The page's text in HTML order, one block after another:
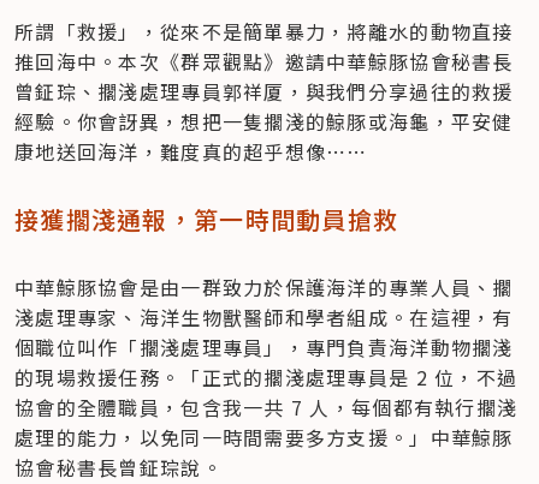
所謂「救援」，從來不是簡單暴力，將離水的動物直接
推回海中。本次《群眾觀點》邀請中華鯨豚協會秘書長
曾鉦琮、擱淺處理專員郭祥厦，與我們分享過往的救援
經驗。你會訝異，想把一隻擱淺的鯨豚或海龜，平安健
康地送回海洋，難度真的超乎想像⋯⋯
接獲擱淺通報，第一時間動員搶救
中華鯨豚協會是由一群致力於保護海洋的專業人員、擱
淺處理專家、海洋生物獸醫師和學者組成。在這裡，有
個職位叫作「擱淺處理專員」，專門負責海洋動物擱淺
的現場救援任務。「正式的擱淺處理專員是 2 位，不過
協會的全體職員，包含我一共 7 人，每個都有執行擱淺
處理的能力，以免同一時間需要多方支援。」中華鯨豚
協會秘書長曾鉦琮說。